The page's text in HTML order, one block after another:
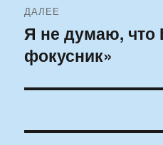
ДАЛЕЕ
Следующая
запись:
Я не думаю,
фокусник»